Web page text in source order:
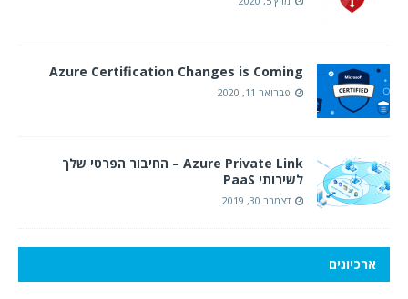
Azure Certification Changes is Coming
פברואר 11, 2020
Azure Private Link – החיבור הפרטי שלך
לשירותי PaaS
דצמבר 30, 2019
ארכיונים